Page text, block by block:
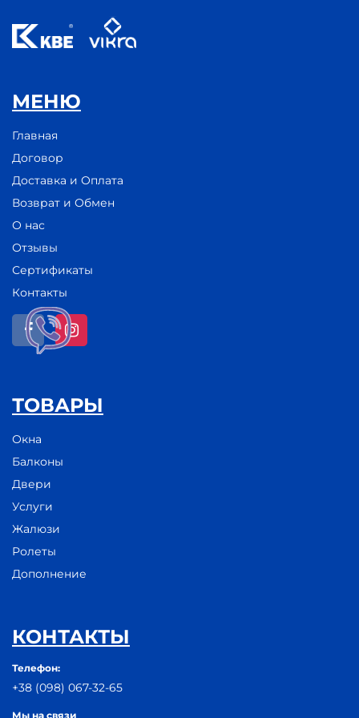
МЕНЮ
Главная
Договор
Доставка и Оплата
Возврат и Обмен
О нас
Отзывы
Сертификаты
Контакты
ТОВАРЫ
Окна
Балконы
Двери
Услуги
Жалюзи
Ролеты
Дополнение
КОНТАКТЫ
Телефон:
+38 (098) 067-32-65
Мы на связи